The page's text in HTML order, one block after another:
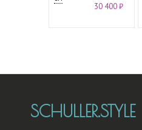
30 400 ₽
SCHULLER.STYLE